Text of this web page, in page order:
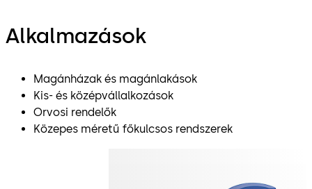
Alkalmazások
Magánházak és magánlakások
Kis- és középvállalkozások
Orvosi rendelők
Közepes méretű főkulcsos rendszerek